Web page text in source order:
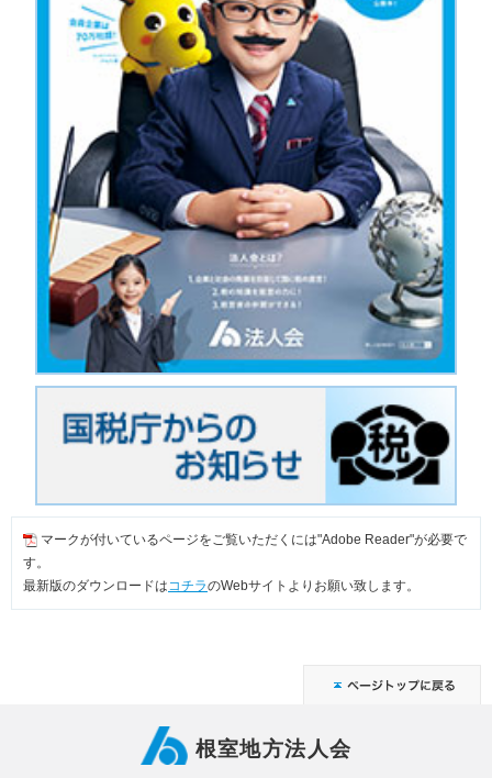
マークが付いているページをご覧いただくには"Adobe Reader"が必要で
す。
最新版のダウンロードは コチラのWebサイトよりお願い致します。
根室地方法人会